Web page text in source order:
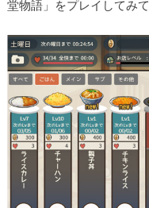
堂物語」をプレイしてみ